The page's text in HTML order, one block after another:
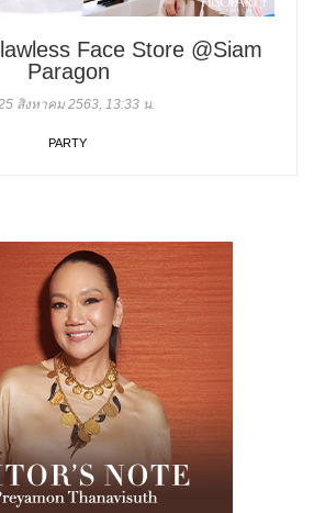
Face Store @Siam
Paragon
สิงหาคม 2563, 13:33 น.
PARTY